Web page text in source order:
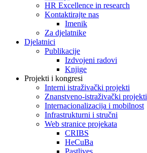
HR Excellence in research
Kontaktirajte nas
Imenik
Za djelatnike
Djelatnici
Publikacije
Izdvojeni radovi
Knjige
Projekti i kongresi
Interni istraživački projekti
Znanstveno-istraživački projekti
Internacionalizacija i mobilnost
Infrastrukturni i stručni
Web stranice projekata
CRIBS
HeCuBa
Pastlives